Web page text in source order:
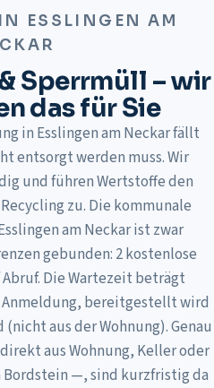
ESSLINGEN AM
Sperrmüll – wir
das für Sie
in Esslingen am Neckar fällt
entsorgt werden muss. Wir
und führen Wertstoffe den
zu. Die kommunale
am Neckar ist zwar
gebunden: 2 kostenlose
Die Wartezeit beträgt
Anmeldung, bereitgestellt wird
aus der Wohnung). Genau
aus Wohnung, Keller oder
—, sind kurzfristig da